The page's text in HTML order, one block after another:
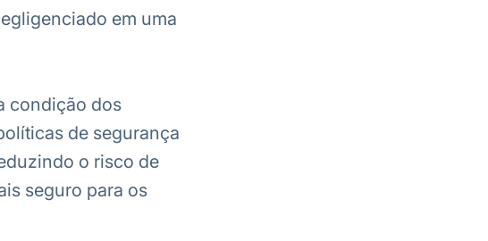
em uma
condição dos
de segurança
o risco de
seguro para os